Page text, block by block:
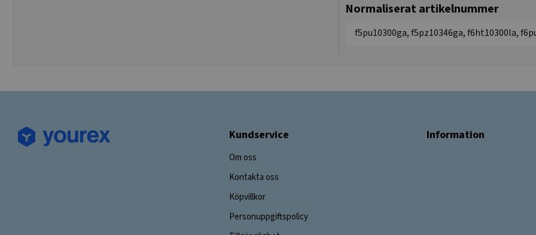
Normaliserat artikelnummer
f5pu10300ga, f5pz10346ga, f6ht10300la,
Kundservice
Om oss
Kontakta oss
Köpvillkor
Personuppgiftspolicy
Information